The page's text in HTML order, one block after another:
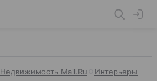
Недвижимость Mail.Ru Интерьеры